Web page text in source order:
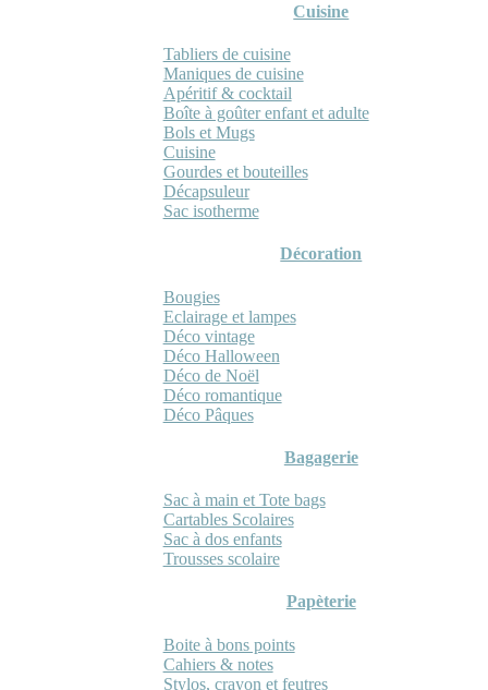
Cuisine
Tabliers de cuisine
Maniques de cuisine
Apéritif & cocktail
Boîte à goûter enfant et adulte
Bols et Mugs
Cuisine
Gourdes et bouteilles
Décapsuleur
Sac isotherme
Décoration
Bougies
Eclairage et lampes
Déco vintage
Déco Halloween
Déco de Noël
Déco romantique
Déco Pâques
Bagagerie
Sac à main et Tote bags
Cartables Scolaires
Sac à dos enfants
Trousses scolaire
Papèterie
Boite à bons points
Cahiers & notes
Stylos, crayon et feutres